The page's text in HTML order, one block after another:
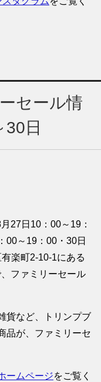
セール情
日
27日10：00～19：
00～19：00・30日
楽町2-10-1にある
ファミリーセール
貨など、トリンプブ
品が、ファミリーセ
ームページをご覧く